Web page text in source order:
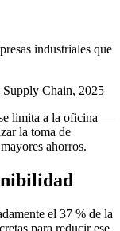
industriales que
Chain, 2025
limita a la oficina —
la toma de
ahorros.
el 37 % de la
para reducir ese